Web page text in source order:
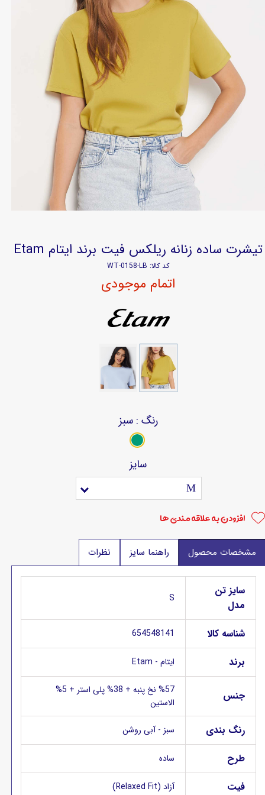
تیشرت ساده زنانه ریلکس فیت برند ایتام Etam
کد کالا: WT-0158-LB
اتمام موجودی
رنگ : سبز
سایز
M
افزودن به علاقه مندی ها
مشخصات محصول راهنما سایز نظرات
سایز تن
مدل
S
شناسه کالا 654548141
برند ایتام - Etam
جنس
%57 نخ پنبه + 38% پلی استر + 5%
الاستین
رنگ بندی سبز - آبی روشن
طرح ساده
فیت آزاد (Relaxed Fit)